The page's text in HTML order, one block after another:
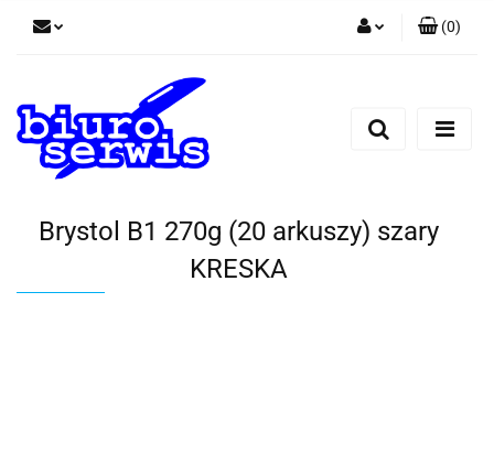
Zarejestruj się
(0)
Brystol B1 270g (20 arkuszy) szary
KRESKA